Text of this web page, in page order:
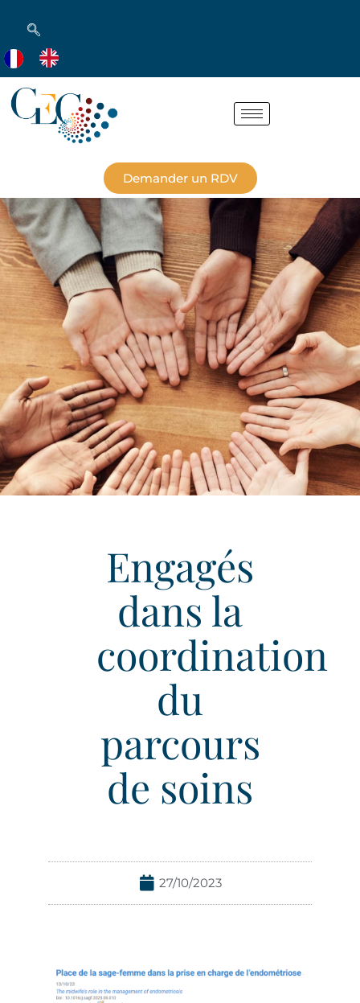
Demander un RDV
Engagés
dans la
coordination
du
parcours
de soins
27/10/2023